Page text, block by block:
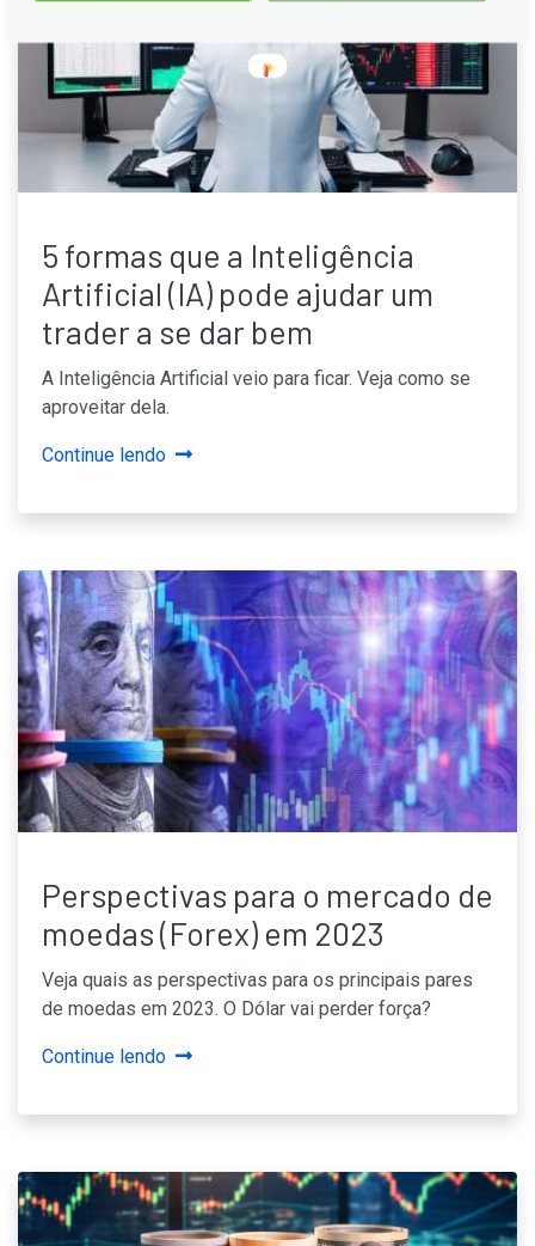
5 formas que a Inteligência
Artificial (IA) pode ajudar um
trader a se dar bem
A Inteligência Artificial veio para ficar. Veja como se
aproveitar dela.
Continue lendo
Perspectivas para o mercado de
moedas (Forex) em 2023
Veja quais as perspectivas para os principais pares
de moedas em 2023. O Dólar vai perder força?
Continue lendo